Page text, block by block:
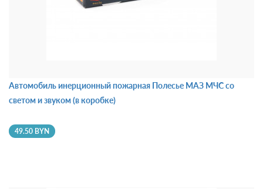
Автомобиль инерционный пожарная Полесье МАЗ МЧС со
светом и звуком (в коробке)
49.50 BYN